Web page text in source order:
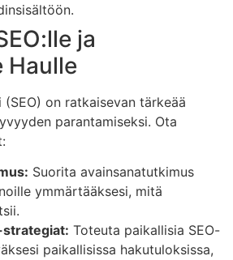
ja
Haulle
on ratkaisevan tärkeää
parantamiseksi. Ota
Suorita avainsanatutkimus
ymmärtääksesi, mitä
strategiat: Toteuta paikallisia SEO-
paikallisissa hakutuloksissa,